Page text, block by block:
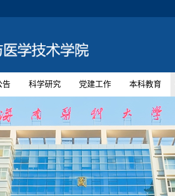
告 科学研究 党建工作 本科教育